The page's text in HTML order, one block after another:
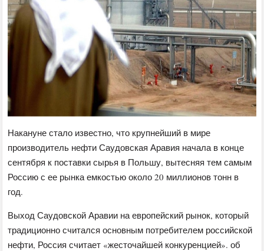
Накануне стало известно, что крупнейший в мире
производитель нефти Саудовская Аравия начала в конце
сентября к поставки сырья в Польшу, вытесняя тем самым
Россию с ее рынка емкостью около 20 миллионов тонн в
год.
Выход Саудовской Аравии на европейский рынок, который
традиционно считался основным потребителем российской
нефти, Россия считает «жесточайшей конкуренцией». об